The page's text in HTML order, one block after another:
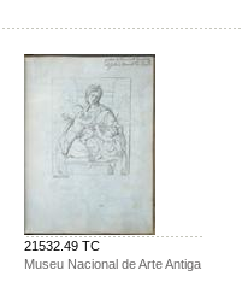
21532.49 TC
Museu Nacional de Arte Antiga